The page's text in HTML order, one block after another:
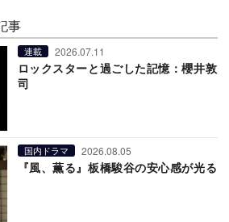
事
連載 2026.07.11
ロックスターと過ごした記憶：櫻井敦
司
国内ドラマ 2026.08.05
『風、薫る』板橋駿谷の安心感が光る